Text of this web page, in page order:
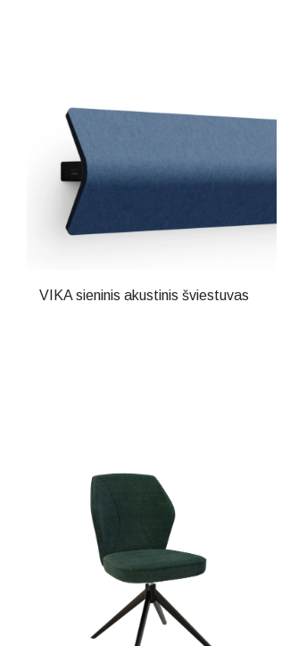
VIKA sieninis akustinis šviestuvas